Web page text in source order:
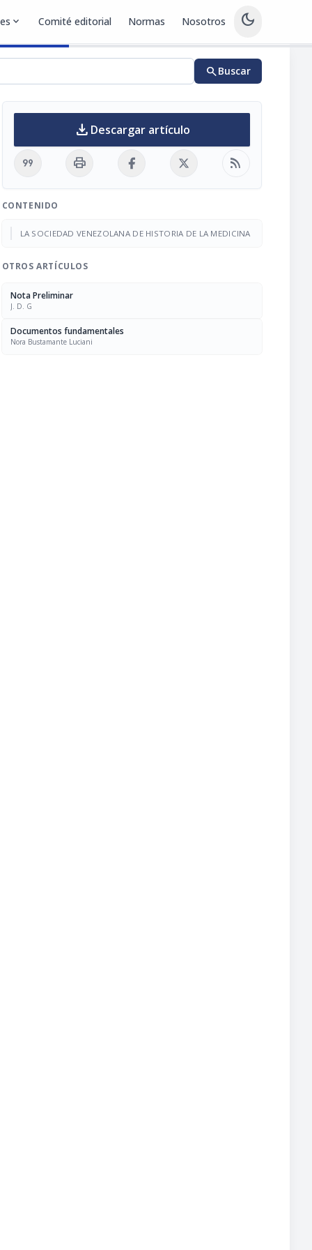
expand_more Comité editorial Normas Nosotros dark_mode
searchBuscar
download Descargar artículo
format_quote print rss_feed
CONTENIDO
LA SOCIEDAD VENEZOLANA DE HISTORIA DE LA MEDICINA
OTROS ARTÍCULOS
Nota Preliminar
J. D. G
Documentos fundamentales
Nora Bustamante Luciani